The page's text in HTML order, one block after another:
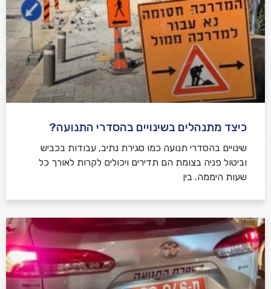
כיצד מתנהלים בשינויים בהסדרי התנועה?
שינויים בהסדרי תנועה כמו סגירת נתיב, עבודות בכביש
וביטול פניה בצומת הם תדירים ויכולים לקרות לאורך כל
שעות היממה. בין